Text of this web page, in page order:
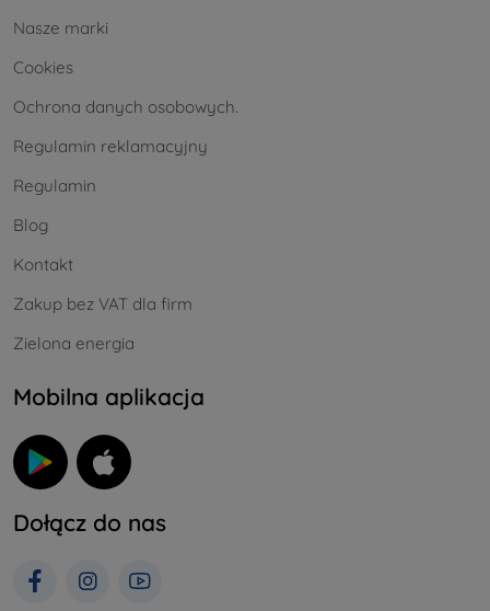
Nasze marki
Cookies
Ochrona danych osobowych.
Regulamin reklamacyjny
Regulamin
Blog
Kontakt
Zakup bez VAT dla firm
Zielona energia
Mobilna aplikacja
Dołącz do nas